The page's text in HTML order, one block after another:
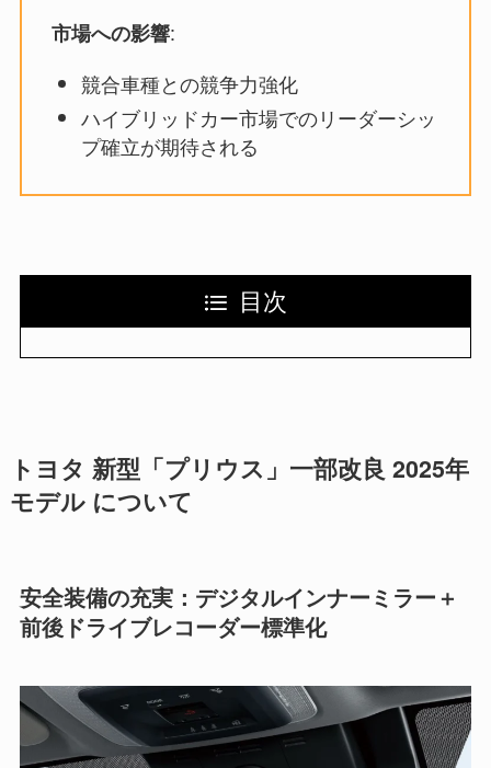
市場への影響:
競合車種との競争力強化
ハイブリッドカー市場でのリーダーシッ
プ確立が期待される
目次
トヨタ 新型「プリウス」一部改良 2025年
モデル について
安全装備の充実：デジタルインナーミラー＋
前後ドライブレコーダー標準化